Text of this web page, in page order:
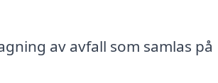
av avfall som samlas på